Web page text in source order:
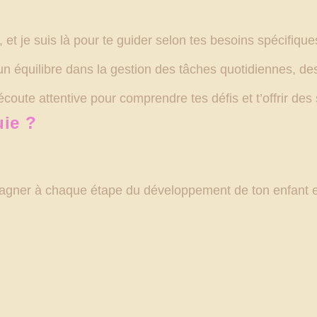
je suis là pour te guider selon tes besoins
équilibre dans la gestion des tâches quotidiennes,
attentive pour comprendre tes défis et t’offrir
?
à chaque étape du développement de ton enfant